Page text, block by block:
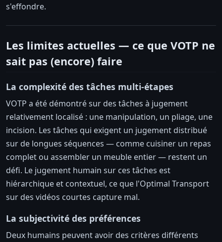
s'effondre.
Les limites actuelles — ce que VOTP ne
sait pas (encore) faire
La complexité des tâches multi-étapes
VOTP a été démontré sur des tâches à jugement
relativement localisé : une manipulation, un pliage, une
incision. Les tâches qui exigent un jugement distribué
sur de longues séquences — comme cuisiner un repas
complet ou assembler un meuble entier — restent un
défi. Le jugement humain sur ces tâches est
hiérarchique et contextuel, ce que l'Optimal Transport
sur des vidéos courtes capture mal.
La subjectivité des préférences
Deux humains peuvent avoir des critères différents